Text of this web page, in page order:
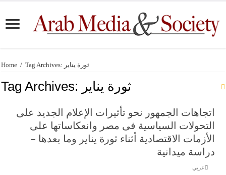
Home / Tag Archives: ثورة يناير
Tag Archives: ثورة يناير
اتجاهات الجمهور نحو تأثيرات الإعلام الجديد على
التحولات السياسية فى مصر وانعكاساتها على
الأزمات الاقتصادية أثناء ثورة يناير وما بعدها –
دراسة ميدانية
عربي